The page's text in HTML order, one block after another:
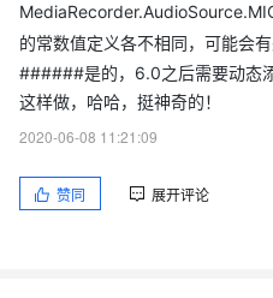
的常数值定义各不相同，可能会有
######是的，6.0之后需要动态
这样做，哈哈，挺神奇的！
2020-06-08 11:21:09
赞同 展开评论